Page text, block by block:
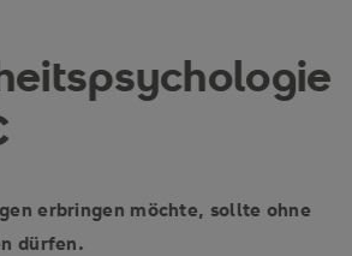
erbringen möchte, sollte ohne
dürfen.